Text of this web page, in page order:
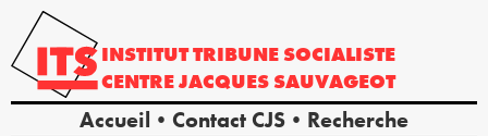
INSTITUTTRIBUNE SOCIALISTE
CENTREJACQUES SAUVAGEOT
Accueil Contact CJS Recherche